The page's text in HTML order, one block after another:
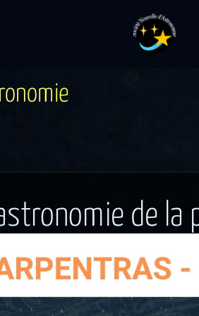
ronomie
de